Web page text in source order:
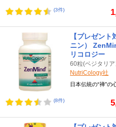
(3件)
(8件)
【プレゼン
ニン）
リコロジー
60粒(ベジタリ
NutriCology社
日本伝統の“禅”の